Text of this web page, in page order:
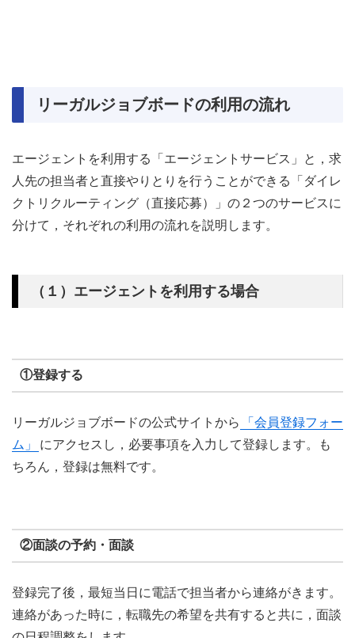
リーガルジョブボードの利用の流れ
エージェントを利用する「エージェントサービス」と，求
人先の担当者と直接やりとりを行うことができる「ダイレ
クトリクルーティング（直接応募）」の２つのサービスに
分けて，それぞれの利用の流れを説明します。
（１）エージェントを利用する場合
①登録する
リーガルジョブボードの公式サイトから
「会員登録フォー
ム」
にアクセスし，必要事項を入力して登録します。も
ちろん，登録は無料です。
②面談の予約・面談
登録完了後，最短当日に電話で担当者から連絡がきます。
連絡があった時に，転職先の希望を共有すると共に，面談